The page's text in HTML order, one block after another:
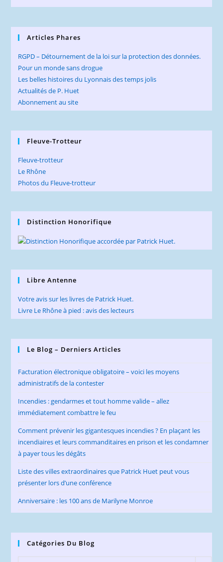
Articles Phares
RGPD – Détournement de la loi sur la protection des données.
Pour un monde sans drogue
Les belles histoires du Lyonnais des temps jolis
Actualités de P. Huet
Abonnement au site
Fleuve-Trotteur
Fleuve-trotteur
Le Rhône
Photos du Fleuve-trotteur
Distinction Honorifique
Libre Antenne
Votre avis sur les livres de Patrick Huet.
Livre Le Rhône à pied : avis des lecteurs
Le Blog – Derniers Articles
Facturation électronique obligatoire – voici les moyens
administratifs de la contester
Incendies : gendarmes et tout homme valide – allez
immédiatement combattre le feu
Comment prévenir les gigantesques incendies ? En plaçant les
incendiaires et leurs commanditaires en prison et les condamner
à payer tous les dégâts
Liste des villes extraordinaires que Patrick Huet peut vous
présenter lors d’une conférence
Anniversaire : les 100 ans de Marilyne Monroe
Catégories Du Blog